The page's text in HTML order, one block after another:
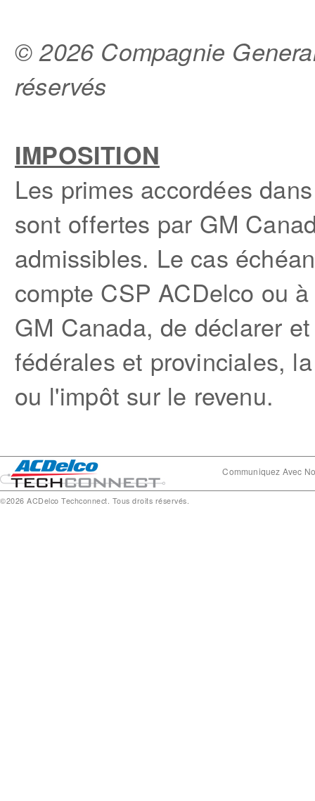
©2026 Compagnie
réservés
IMPOSITION
Les primes accordées
sont offertes par GM
admissibles. Le cas
compte CSP ACDelco ou
GM Canada, de déclarer
fédérales et provinciales,
ou l'impôt sur le revenu.
Communiquez Avec
©2026 ACDelco Techconnect. Tous droits réservés.